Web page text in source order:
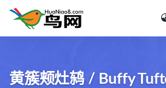
黄簇颊灶鸫 / Buffy